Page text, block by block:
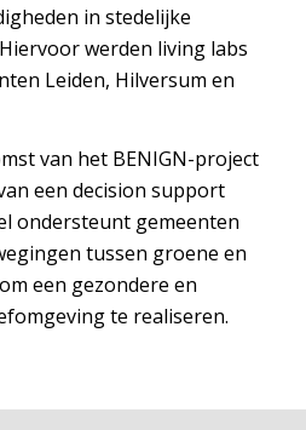
in stedelijke
werden living labs
Leiden, Hilversum en
van het BENIGN-project
een decision support
ondersteunt gemeenten
tussen groene en
een gezondere en
te realiseren.